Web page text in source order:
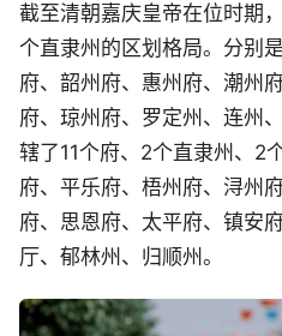
截至清朝嘉庆皇帝在位时期
个直隶州的区划格局。分别
府、韶州府、惠州府、潮州
府、琼州府、罗定州、连州
辖了11个府、2个直隶州、2
府、平乐府、梧州府、浔州
府、思恩府、太平府、镇安
厅、郁林州、归顺州。